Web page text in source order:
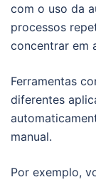
com o uso da
processos
concentrar em
Ferramentas
diferentes
manual.
Por exemplo,